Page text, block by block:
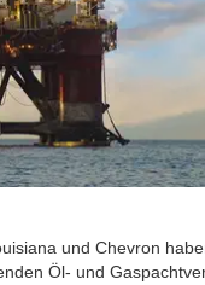
und Chevron
Öl- und